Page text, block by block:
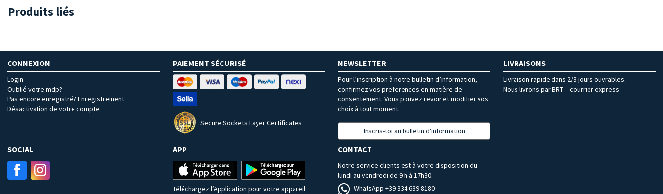
Produits liés
CONNEXION
Login
Oublié votre mdp?
Pas encore enregistré? Enregistrement
Désactivation de votre compte
PAIEMENT SÉCURISÉ
Secure Sockets Layer Certificates
NEWSLETTER
Pour l’inscription à notre bulletin d’information,
confirmez vos preferences en matière de
consentement. Vous pouvez revoir et modifier vos
choix à tout moment.
Inscris-toi au bulletin d'information
LIVRAISONS
Livraison rapide dans 2/3 jours ouvrables.
Nous livrons par BRT – courrier express
SOCIAL APP
Téléchargez l’Application pour votre appareil
CONTACT
Notre service clients est à votre disposition du
lundi au vendredi de 9 h à 17h30.
WhatsApp +39 334 639 8180